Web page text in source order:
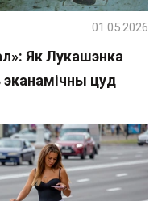
Як Лукашэнка
эканамічны цуд
01.05.2026